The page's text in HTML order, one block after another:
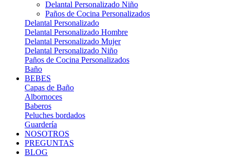
Delantal Personalizado Niño
Paños de Cocina Personalizados
Delantal Personalizado
Delantal Personalizado Hombre
Delantal Personalizado Mujer
Delantal Personalizado Niño
Paños de Cocina Personalizados
Baño
BEBES
Capas de Baño
Albornoces
Baberos
Peluches bordados
Guardería
NOSOTROS
PREGUNTAS
BLOG